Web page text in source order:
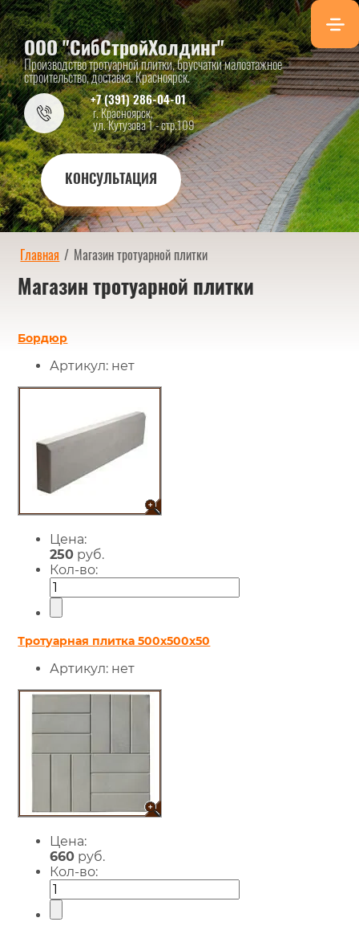
ООО "СибСтройХолдинг"
Производство тротуарной плитки, брусчатки малоэтажное
строительство, доставка. Красноярск.
г. Красноярск,
ул. Кутузова 1 - стр.109
+7 (391) 286-04-01
КОНСУЛЬТАЦИЯ
Главная / Магазин тротуарной плитки
Магазин тротуарной плитки
Бордюр
Артикул: нет
Цена:
250 руб.
Кол-во:
Тротуарная плитка 500х500х50
Артикул: нет
Цена:
660 руб.
Кол-во: